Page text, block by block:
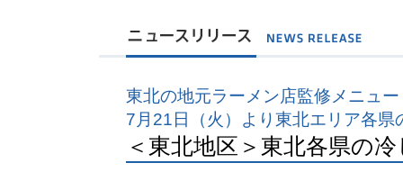
東北の地元ラーメン店監修メニュー
7月21日（火）より東北エリア各県
＜東北地区＞東北各県の